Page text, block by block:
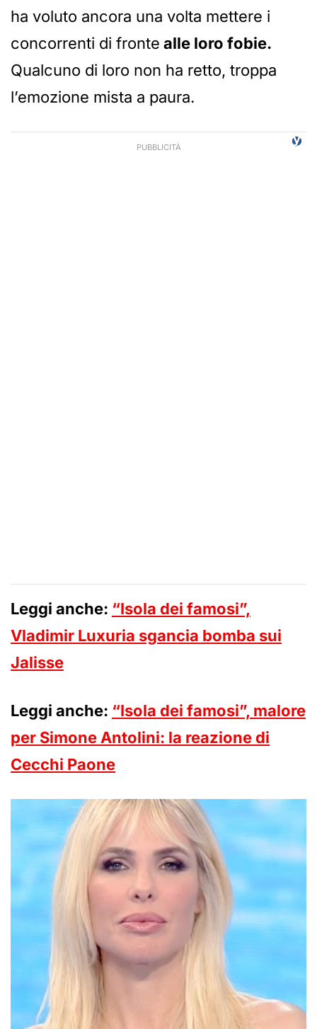
ha voluto ancora una volta mettere i
concorrenti di fronte alle loro fobie.
Qualcuno di loro non ha retto, troppa
l’emozione mista a paura.
Leggi anche: “Isola dei famosi”,
Vladimir Luxuria sgancia bomba sui
Jalisse
Leggi anche: “Isola dei famosi”, malore
per Simone Antolini: la reazione di
Cecchi Paone